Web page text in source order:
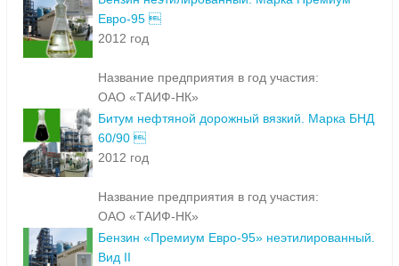
Евро-95 
2012 год
Название предприятия в год участия:
ОАО «ТАИФ-НК»
Битум нефтяной дорожный вязкий. Марка БНД
60/90 
2012 год
Название предприятия в год участия:
ОАО «ТАИФ-НК»
Бензин «Премиум Евро-95» неэтилированный.
Вид II